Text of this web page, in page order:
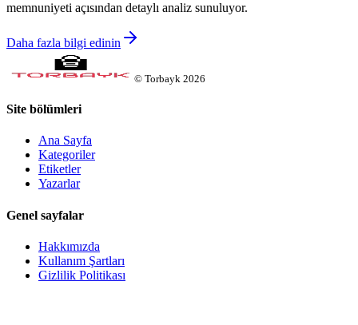
memnuniyeti açısından detaylı analiz sunuluyor.
Daha fazla bilgi edinin
© Torbayk 2026
Site bölümleri
Ana Sayfa
Kategoriler
Etiketler
Yazarlar
Genel sayfalar
Hakkımızda
Kullanım Şartları
Gizlilik Politikası